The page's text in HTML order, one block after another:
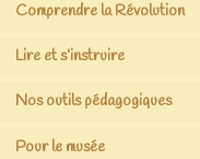
Comprendre la Révolution
Lire et s’instruire
Nos outils pédagogiques
Pour le musée